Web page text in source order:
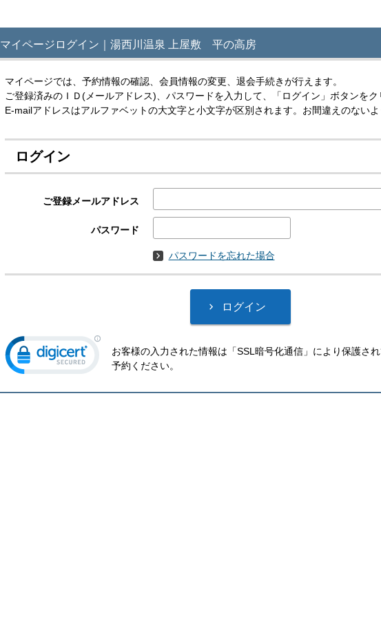
マイページログイン｜湯西川温泉 上屋敷 平の高房
マイページでは、予約情報の確認、会員情報の変更、退会手続きが行えます。
ご登録済みのＩＤ(メールアドレス)、パスワードを入力して、「ログイン」ボタンをク
E-mailアドレスはアルファベットの大文字と小文字が区別されます。お間違えのないよ
ログイン
ご登録メールアドレス
パスワード
パスワードを忘れた場合
お客様の入力された情報は「SSL暗号化通信」により保護さ
予約ください。